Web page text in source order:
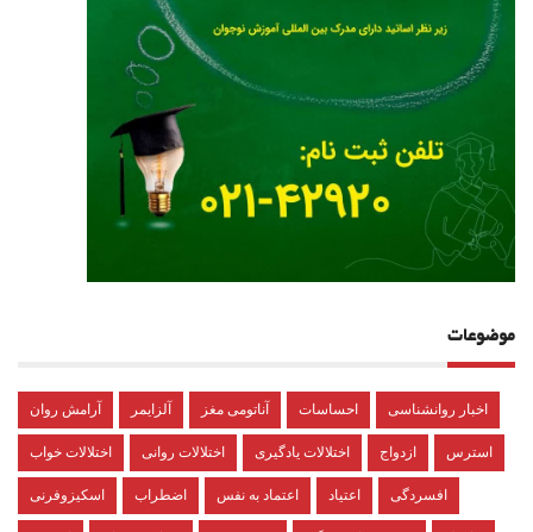
موضوعات
آرامش روان آلزایمر آناتومی مغز احساسات اخبار روانشناسی
اختلالات خواب اختلالات روانی اختلالات یادگیری ازدواج استرس
اسکیزوفرنی اضطراب اعتماد به نفس اعتیاد افسردگی